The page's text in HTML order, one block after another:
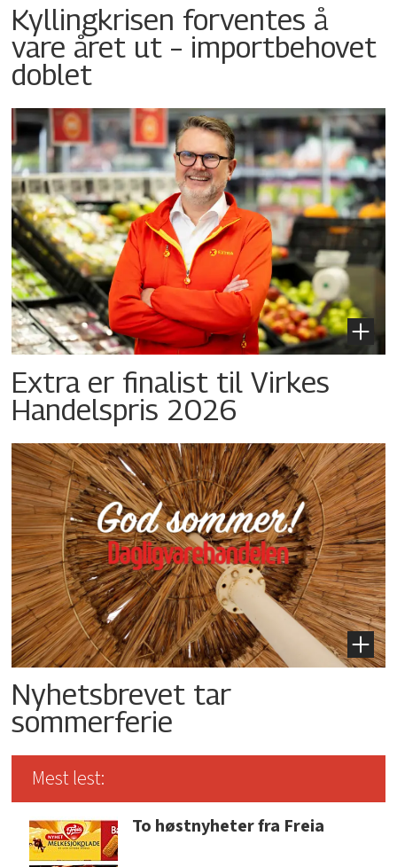
Kyllingkrisen forventes å
vare året ut – importbehovet
doblet
Extra er finalist til Virkes
Handelspris 2026
Nyhetsbrevet tar
sommerferie
Mest lest:
To høstnyheter fra Freia